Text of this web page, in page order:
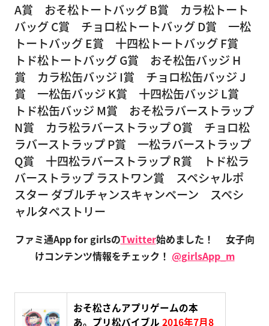
A賞 おそ松トートバッグ B賞 カラ松トート
バッグ C賞 チョロ松トートバッグ D賞 一松
トートバッグ E賞 十四松トートバッグ F賞
トド松トートバッグ G賞 おそ松缶バッジ H
賞 カラ松缶バッジ I賞 チョロ松缶バッジ J
賞 一松缶バッジ K賞 十四松缶バッジ L賞
トド松缶バッジ M賞 おそ松ラバーストラップ
N賞 カラ松ラバーストラップ O賞 チョロ松
ラバーストラップ P賞 一松ラバーストラップ
Q賞 十四松ラバーストラップ R賞 トド松ラ
バーストラップ ラストワン賞 スペシャルポ
スター ダブルチャンスキャンペーン スペシ
ャルタペストリー
ファミ通App for girlsのTwitter始めました！
女子向
けコンテンツ情報をチェック！ @girlsApp_m
おそ松さんアプリゲームの本
あ。プリ松バイブル 2016年7月8